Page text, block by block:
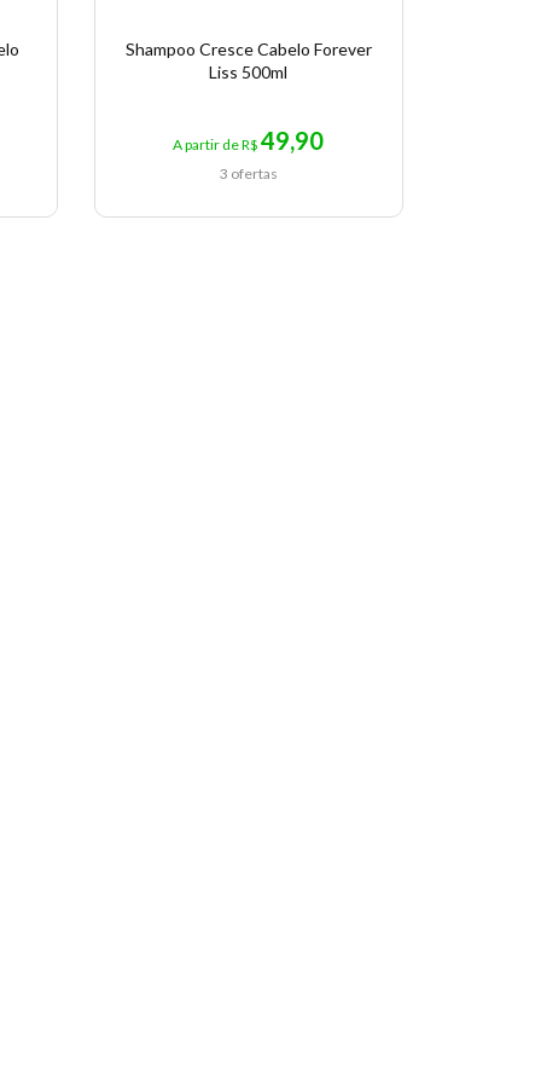
Shampoo Cresce Cabelo Forever
Liss 500ml
A partir de R$49,90
3 ofertas